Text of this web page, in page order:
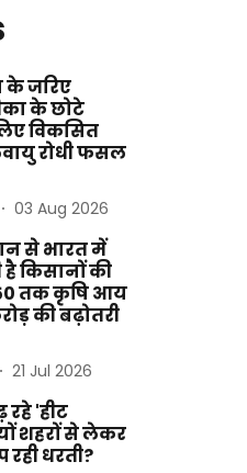
के जरिए
के छोटे
विकसित
रोधी फसल
03 Aug 2026
से भारत में
किसानों की
तक कृषि आय
की बढ़ोतरी
21 Jul 2026
'हीट
शहरों से लेकर
रही धरती?